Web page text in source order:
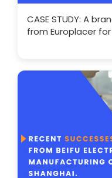
CASE STUDY: A
from Europlacer